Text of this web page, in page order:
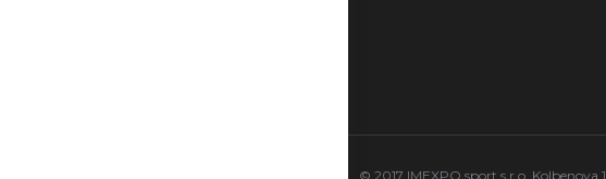
© 2017 IMEXPO sport s.r.o. Kolbenova